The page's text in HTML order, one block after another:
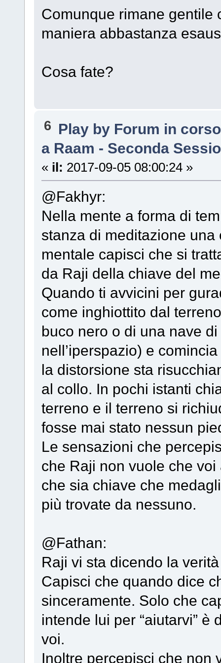
Comunque rimane gentile
maniera abbastanza
Cosa fate?
6 Play by Forum in corso
a Raam - Seconda
« il: 2017-09-05 08:00:24 »
@Fakhyr:
Nella mente a forma di
stanza di meditazione una
mentale capisci che si
da Raji della chiave del
Quando ti avvicini per
come inghiottito dal
buco nero o di una nave
nell’iperspazio) e
la distorsione sta
al collo. In pochi istanti
terreno e il terreno si
fosse mai stato nessun
Le sensazioni che
che Raji non vuole che
che sia chiave che
più trovate da nessuno.
@Fathan:
Raji vi sta dicendo la
Capisci che quando dice
sinceramente. Solo che
intende lui per “aiutarvi”
voi.
Inoltre percepisci che non